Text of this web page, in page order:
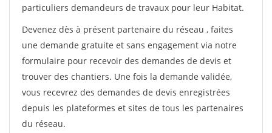
particuliers demandeurs de travaux pour leur Habitat.
Devenez dès à présent partenaire du réseau , faites
une demande gratuite et sans engagement via notre
formulaire pour recevoir des demandes de devis et
trouver des chantiers. Une fois la demande validée,
vous recevrez des demandes de devis enregistrées
depuis les plateformes et sites de tous les partenaires
du réseau.